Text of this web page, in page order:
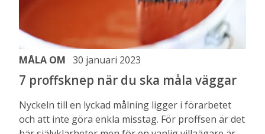
MÅLA OM 30 januari 2023
7 proffsknep när du ska måla väggar
Nyckeln till en lyckad målning ligger i förarbetet
och att inte göra enkla misstag. För proffsen är det